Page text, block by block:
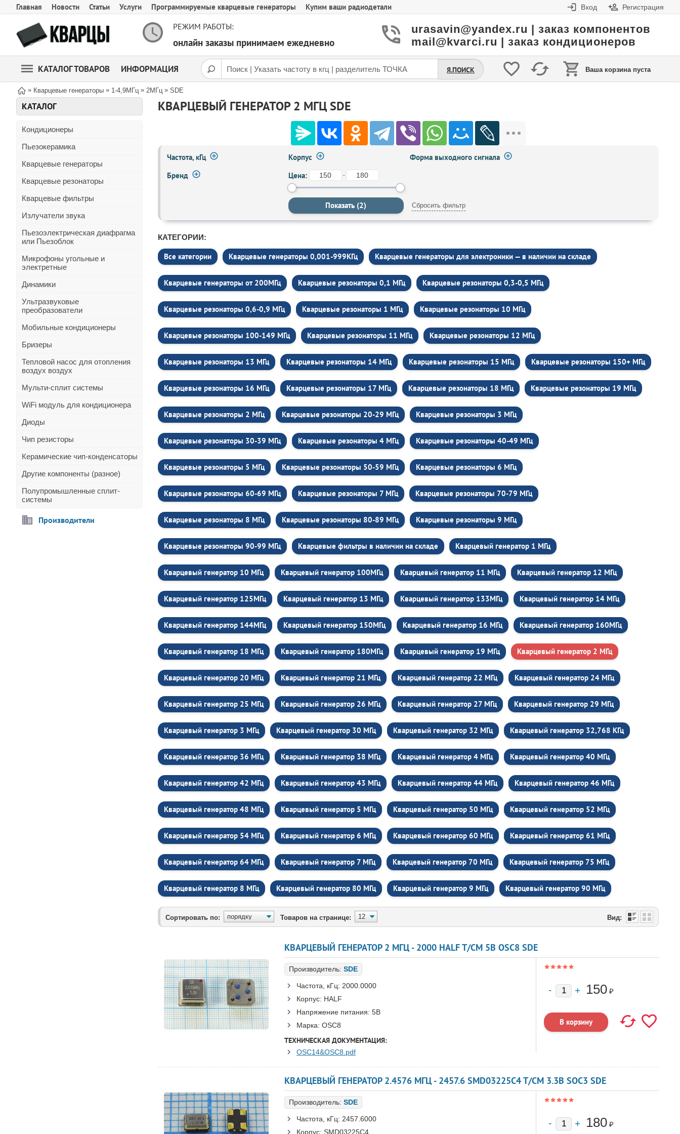
Главная Новости Статьи Услуги Программируемые кварцевые генераторы Купим ваши радиодетали Вход Регистрация
РЕЖИМ РАБОТЫ:
онлайн заказы принимаем ежедневно
urasavin@yandex.ru | заказ компонентов
mail@kvarci.ru | заказ кондиционеров
КАТАЛОГ ТОВАРОВ ИНФОРМАЦИЯ Ваша корзина пуста
Я.ПОИСК
» Кварцевые генераторы » 1-4,9МГц » 2МГц » SDE
КАТАЛОГ
Кондиционеры
Пьезокерамика
Кварцевые генераторы
Кварцевые резонаторы
Кварцевые фильтры
Излучатели звука
Пьезоэлектрическая диафрагма
или Пьезоблок
Микрофоны угольные и
электретные
Динамики
Ультразвуковые
преобразователи
Мобильные кондиционеры
Бризеры
Тепловой насос для отопления
воздух воздух
Мульти-сплит системы
WiFi модуль для кондиционера
Диоды
Чип резисторы
Керамические чип-конденсаторы
Другие компоненты (разное)
Полупромышленные сплит-
системы
Производители
КВАРЦЕВЫЙ ГЕНЕРАТОР 2 МГЦ SDE
Частота, кГц Корпус
Форма выходного сигнала
Бренд
Цена: -
Сбросить фильтр
КАТЕГОРИИ:
Все категории Кварцевые генераторы 0,001-999КГц Кварцевые генераторы для электроники — в наличии на складе
Кварцевые генераторы от 200МГц Кварцевые резонаторы 0,1 МГц Кварцевые резонаторы 0,3-0,5 МГц
Кварцевые резонаторы 0,6-0,9 МГц Кварцевые резонаторы 1 МГц Кварцевые резонаторы 10 МГц
Кварцевые резонаторы 100-149 МГц Кварцевые резонаторы 11 МГц Кварцевые резонаторы 12 МГц
Кварцевые резонаторы 13 МГц Кварцевые резонаторы 14 МГц Кварцевые резонаторы 15 МГц Кварцевые резонаторы 150+ МГц
Кварцевые резонаторы 16 МГц Кварцевые резонаторы 17 МГц Кварцевые резонаторы 18 МГц Кварцевые резонаторы 19 МГц
Кварцевые резонаторы 2 МГц Кварцевые резонаторы 20-29 МГц Кварцевые резонаторы 3 МГц
Кварцевые резонаторы 30-39 МГц Кварцевые резонаторы 4 МГц Кварцевые резонаторы 40-49 МГц
Кварцевые резонаторы 5 МГц Кварцевые резонаторы 50-59 МГц Кварцевые резонаторы 6 МГц
Кварцевые резонаторы 60-69 МГц Кварцевые резонаторы 7 МГц Кварцевые резонаторы 70-79 МГц
Кварцевые резонаторы 8 МГц Кварцевые резонаторы 80-89 МГц Кварцевые резонаторы 9 МГц
Кварцевые резонаторы 90-99 МГц Кварцевые фильтры в наличии на складе Кварцевый генератор 1 МГц
Кварцевый генератор 10 МГц Кварцевый генератор 100МГц Кварцевый генератор 11 МГц Кварцевый генератор 12 МГц
Кварцевый генератор 125МГц Кварцевый генератор 13 МГц Кварцевый генератор 133МГц Кварцевый генератор 14 МГц
Кварцевый генератор 144МГц Кварцевый генератор 150МГц Кварцевый генератор 16 МГц Кварцевый генератор 160МГц
Кварцевый генератор 18 МГц Кварцевый генератор 180МГц Кварцевый генератор 19 МГц Кварцевый генератор 2 МГц
Кварцевый генератор 20 МГц Кварцевый генератор 21 МГц Кварцевый генератор 22 МГц Кварцевый генератор 24 МГц
Кварцевый генератор 25 МГц Кварцевый генератор 26 МГц Кварцевый генератор 27 МГц Кварцевый генератор 29 МГц
Кварцевый генератор 3 МГц Кварцевый генератор 30 МГц Кварцевый генератор 32 МГц Кварцевый генератор 32,768 КГц
Кварцевый генератор 36 МГц Кварцевый генератор 38 МГц Кварцевый генератор 4 МГц Кварцевый генератор 40 МГц
Кварцевый генератор 42 МГц Кварцевый генератор 43 МГц Кварцевый генератор 44 МГц Кварцевый генератор 46 МГц
Кварцевый генератор 48 МГц Кварцевый генератор 5 МГц Кварцевый генератор 50 МГц Кварцевый генератор 52 МГц
Кварцевый генератор 54 МГц Кварцевый генератор 6 МГц Кварцевый генератор 60 МГц Кварцевый генератор 61 МГц
Кварцевый генератор 64 МГц Кварцевый генератор 7 МГц Кварцевый генератор 70 МГц Кварцевый генератор 75 МГц
Кварцевый генератор 8 МГц Кварцевый генератор 80 МГц Кварцевый генератор 9 МГц Кварцевый генератор 90 МГц
Сортировать по: Товаров на странице: Вид:
КВАРЦЕВЫЙ ГЕНЕРАТОР 2 МГЦ - 2000 HALF T/CM 5В OSC8 SDE
Производитель: SDE
Частота, кГц: 2000.0000
Корпус: HALF
Напряжение питания: 5В
Марка: OSC8
ТЕХНИЧЕСКАЯ ДОКУМЕНТАЦИЯ:
OSC14&OSC8.pdf
150 ₽
КВАРЦЕВЫЙ ГЕНЕРАТОР 2.4576 МГЦ - 2457.6 SMD03225C4 T/CM 3.3В SOC3 SDE
Производитель: SDE
Частота, кГц: 2457.6000
Корпус: SMD03225C4
180 ₽